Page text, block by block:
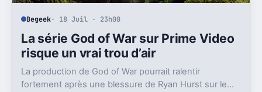
Begeek· 18 Juil · 23h00
La série God of War sur Prime Video
risque un vrai trou d’air
La production de God of War pourrait ralentir
fortement après une blessure de Ryan Hurst sur le